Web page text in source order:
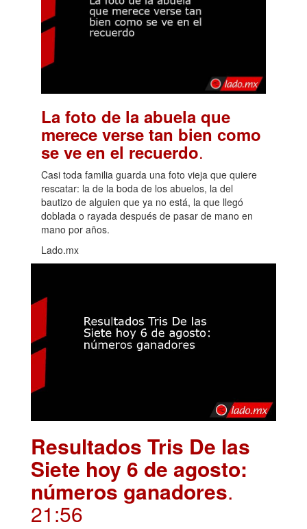
La foto de la abuela que
merece verse tan bien como
se ve en el recuerdo.
Casi toda familia guarda una foto vieja que quiere
rescatar: la de la boda de los abuelos, la del
bautizo de alguien que ya no está, la que llegó
doblada o rayada después de pasar de mano en
mano por años.
Lado.mx
Resultados Tris De las
Siete hoy 6 de agosto:
números ganadores.
21:56